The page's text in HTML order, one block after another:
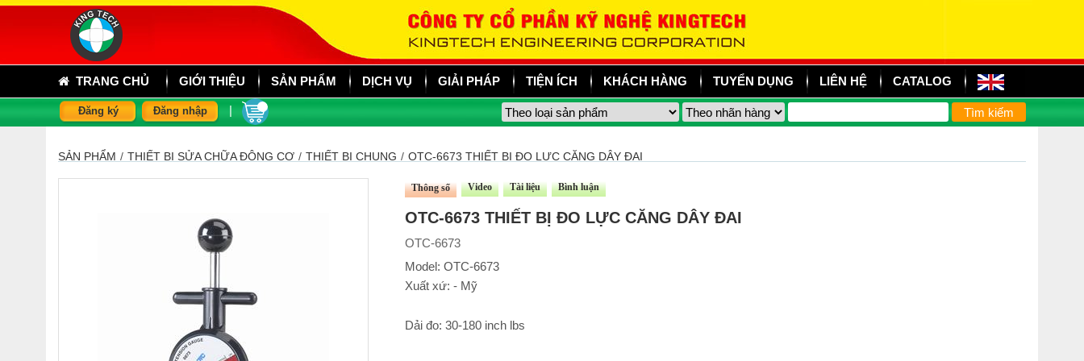
TRANG CHỦ GIỚI THIỆU SẢN PHẨM DỊCH VỤ GIẢI PHÁP TIỆN ÍCH KHÁCH HÀNG TUYỂN DỤNG LIÊN HỆ CATALOG
Đăng ký Đăng nhập
SẢN PHẨM / THIẾT BỊ SỬA CHỮA ĐỘNG CƠ / THIẾT BỊ CHUNG / OTC-6673 THIẾT BỊ ĐO LỰC CĂNG DÂY ĐAI
Thông số Video Tài liệu Bình luận
OTC-6673 THIẾT BỊ ĐO LỰC CĂNG DÂY ĐAI
OTC-6673
Model: OTC-6673
Xuất xứ: - Mỹ
Dải đo: 30-180 inch lbs